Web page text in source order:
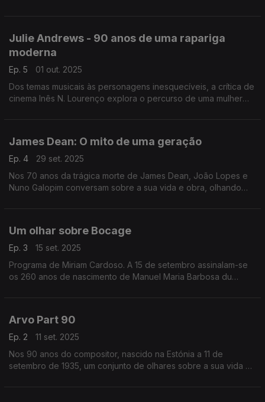
Taylor e o orgulho da terra natal.
Julie Andrews - 90 anos de uma rapariga
moderna
Ep. 5
01 out. 2025
Dos temas musicais às personagens inesquecíveis, a crítica de
cinema Inês N. Lourenço explora o percurso de uma mulher
James Dean: O mito de uma geração
Ep. 4
29 set. 2025
Nos 70 anos da trágica morte de James Dean, João Lopes e
Nuno Galopim conversam sobre a sua vida e obra, olhando
Um olhar sobre Bocage
Ep. 3
15 set. 2025
Programa de Miriam Cardoso. A 15 de setembro assinalam-se
os 260 anos de nascimento de Manuel Maria Barbosa du
Arvo Part 90
Ep. 2
11 set. 2025
Nos 90 anos do compositor, nascido na Estónia a 11 de
setembro de 1935, um conjunto de olhares sobre a sua vida e